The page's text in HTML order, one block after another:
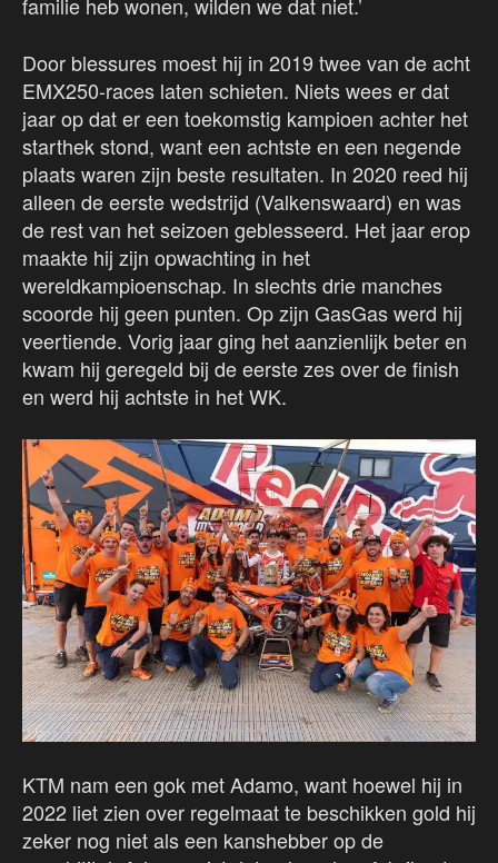
familie heb wonen, wilden we dat niet.’
Door blessures moest hij in 2019 twee van de acht
EMX250-races laten schieten. Niets wees er dat
jaar op dat er een toekomstig kampioen achter het
starthek stond, want een achtste en een negende
plaats waren zijn beste resultaten. In 2020 reed hij
alleen de eerste wedstrijd (Valkenswaard) en was
de rest van het seizoen geblesseerd. Het jaar erop
maakte hij zijn opwachting in het
wereldkampioenschap. In slechts drie manches
scoorde hij geen punten. Op zijn GasGas werd hij
veertiende. Vorig jaar ging het aanzienlijk beter en
kwam hij geregeld bij de eerste zes over de finish
en werd hij achtste in het WK.
KTM nam een gok met Adamo, want hoewel hij in
2022 liet zien over regelmaat te beschikken gold hij
zeker nog niet als een kanshebber op de